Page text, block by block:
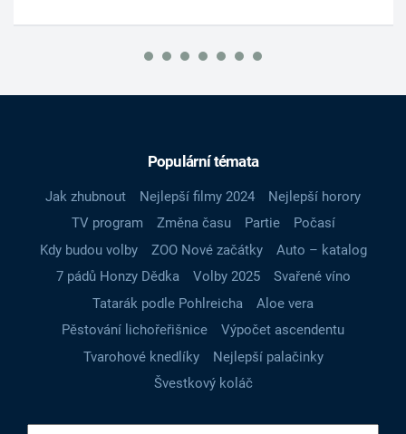
Populární témata
Jak zhubnout Nejlepší filmy 2024
Nejlepší horory
TV program
Změna času Partie
Počasí
Kdy budou volby
ZOO Nové začátky
Auto – katalog
7 pádů Honzy Dědka
Volby 2025
Svařené víno
Tatarák podle Pohlreicha
Aloe vera
Pěstování lichořeřišnice
Výpočet ascendentu
Tvarohové knedlíky
Nejlepší palačinky
Švestkový koláč